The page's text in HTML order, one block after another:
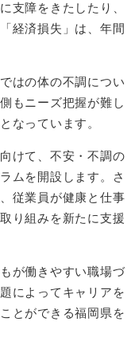
支障をきたしたり、
経済損失」は、年間
はの体の不調につい
もニーズ把握が難し
なっています。
けて、不安・不調の
ムを開設します。さ
従業員が健康と仕事
り組みを新たに支援
が働きやすい職場づ
によってキャリアを
とができる福岡県を